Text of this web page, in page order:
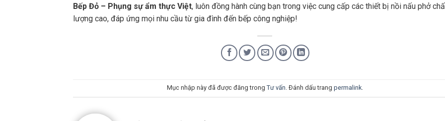
Bếp Đỏ – Phụng sự ẩm thực Việt, luôn đồng hành cùng bạn trong việc cung cấp các thiết bị nồi nấu phở
lượng cao, đáp ứng mọi nhu cầu từ gia đình đến bếp công nghiệp!
Mục nhập này đã được đăng trong Tư vấn. Đánh dấu trang permalink.